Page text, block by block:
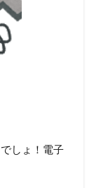
しょ！電子